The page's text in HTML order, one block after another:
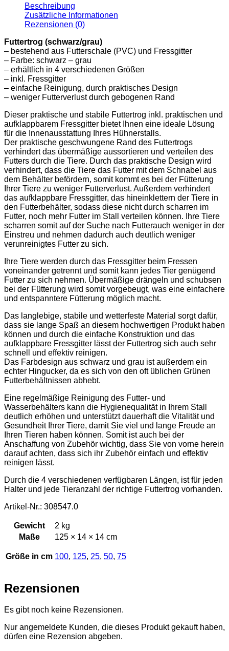
Beschreibung
Zusätzliche Informationen
Rezensionen (0)
Futtertrog (schwarz/grau)
– bestehend aus Futterschale (PVC) und Fressgitter
– Farbe: schwarz – grau
– erhältlich in 4 verschiedenen Größen
– inkl. Fressgitter
– einfache Reinigung, durch praktisches Design
– weniger Futterverlust durch gebogenen Rand
Dieser praktische und stabile Futtertrog inkl. praktischen und
aufklappbarem Fressgitter bietet Ihnen eine ideale Lösung
für die Innenausstattung Ihres Hühnerstalls.
Der praktische geschwungene Rand des Futtertrogs
verhindert das übermäßige aussortieren und verteilen des
Futters durch die Tiere. Durch das praktische Design wird
verhindert, dass die Tiere das Futter mit dem Schnabel aus
dem Behälter befördern, somit kommt es bei der Fütterung
Ihrer Tiere zu weniger Futterverlust. Außerdem verhindert
das aufklappbare Fressgitter, das hineinklettern der Tiere in
den Futterbehälter, sodass diese nicht durch scharren im
Futter, noch mehr Futter im Stall verteilen können. Ihre Tiere
scharren somit auf der Suche nach Futterauch weniger in der
Einstreu und nehmen dadurch auch deutlich weniger
verunreinigtes Futter zu sich.
Ihre Tiere werden durch das Fressgitter beim Fressen
voneinander getrennt und somit kann jedes Tier genügend
Futter zu sich nehmen. Übermäßige drängeln und schubsen
bei der Fütterung wird somit vorgebeugt, was eine einfachere
und entspanntere Fütterung möglich macht.
Das langlebige, stabile und wetterfeste Material sorgt dafür,
dass sie lange Spaß an diesem hochwertigen Produkt haben
können und durch die einfache Konstruktion und das
aufklappbare Fressgitter lässt der Futtertrog sich auch sehr
schnell und effektiv reinigen.
Das Farbdesign aus schwarz und grau ist außerdem ein
echter Hingucker, da es sich von den oft üblichen Grünen
Futterbehältnissen abhebt.
Eine regelmäßige Reinigung des Futter- und
Wasserbehälters kann die Hygienequalität in Ihrem Stall
deutlich erhöhen und unterstützt dauerhaft die Vitalität und
Gesundheit Ihrer Tiere, damit Sie viel und lange Freude an
Ihren Tieren haben können. Somit ist auch bei der
Anschaffung von Zubehör wichtig, dass Sie von vorne herein
darauf achten, dass sich ihr Zubehör einfach und effektiv
reinigen lässt.
Durch die 4 verschiedenen verfügbaren Längen, ist für jeden
Halter und jede Tieranzahl der richtige Futtertrog vorhanden.
Artikel-Nr.: 308547.0
Gewicht
2 kg
Maße
125 × 14 × 14 cm
Größe in cm 100, 125, 25, 50, 75
Rezensionen
Es gibt noch keine Rezensionen.
Nur angemeldete Kunden, die dieses Produkt gekauft haben,
dürfen eine Rezension abgeben.